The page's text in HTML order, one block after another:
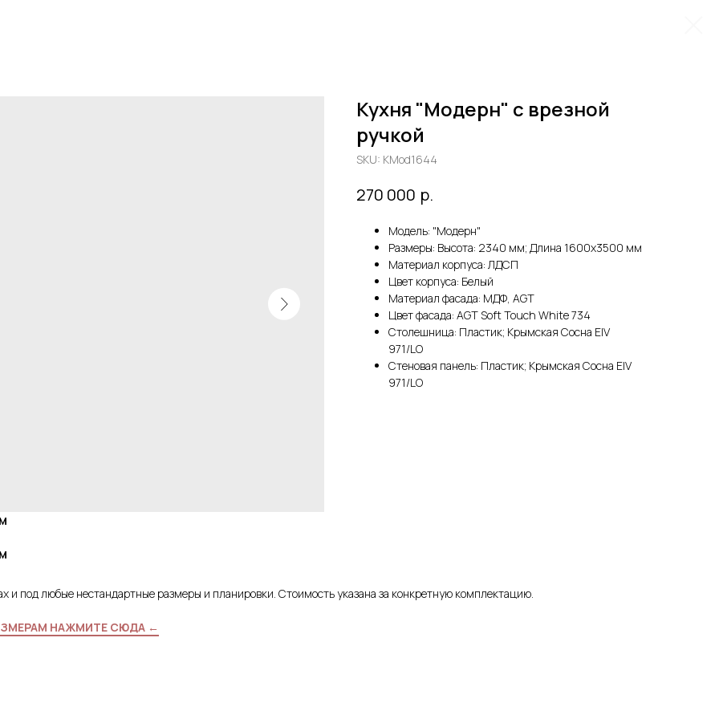
Кухня "Модерн" с врезной
ручкой
SKU: KMod1644
270 000 р.
Модель: "Модерн"
Размеры: Высота: 2340 мм; Длина 1600х3500 мм
Материал корпуса: ЛДСП
Цвет корпуса: Белый
Материал фасада: МДФ, AGT
Цвет фасада: AGT Soft Touch White 734
Столешница: Пластик; Крымская Сосна EIV
971/LO
Стеновая панель: Пластик; Крымская Сосна EIV
971/LO
и под любые нестандартные размеры и планировки. Стоимость указана за конкретную комплектацию.
НАЖМИТЕ СЮДА ←